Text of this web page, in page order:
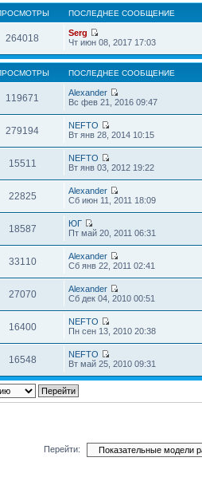
ПОСЛЕДНЕЕ СООБЩЕНИЕ
264018
Serg
Чт июн 08, 2017 17:03
ПОСЛЕДНЕЕ СООБЩЕНИЕ
119671
Alexander
Вс фев 21, 2016 09:47
279194
NEFTO
Вт янв 28, 2014 10:15
15511
NEFTO
Вт янв 03, 2012 19:22
22825
Alexander
Сб июн 11, 2011 18:09
18587
ЮГ
Пт май 20, 2011 06:31
33110
Alexander
Сб янв 22, 2011 02:41
27070
Alexander
Сб дек 04, 2010 00:51
16400
NEFTO
Пн сен 13, 2010 20:38
16548
NEFTO
Вт май 25, 2010 09:31
Перейти: